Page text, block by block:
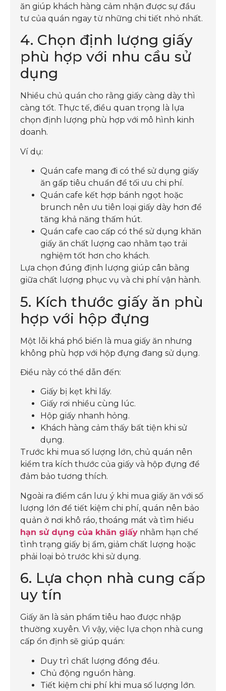
ăn giúp khách hàng cảm nhận được sự đầu
tư của quán ngay từ những chi tiết nhỏ nhất.
4. Chọn định lượng giấy
phù hợp với nhu cầu sử
dụng
Nhiều chủ quán cho rằng giấy càng dày thì
càng tốt. Thực tế, điều quan trọng là lựa
chọn định lượng phù hợp với mô hình kinh
doanh.
Ví dụ:
Quán cafe mang đi có thể sử dụng giấy
ăn gấp tiêu chuẩn để tối ưu chi phí.
Quán cafe kết hợp bánh ngọt hoặc
brunch nên ưu tiên loại giấy dày hơn để
tăng khả năng thấm hút.
Quán cafe cao cấp có thể sử dụng khăn
giấy ăn chất lượng cao nhằm tạo trải
nghiệm tốt hơn cho khách.
Lựa chọn đúng định lượng giúp cân bằng
giữa chất lượng phục vụ và chi phí vận hành.
5. Kích thước giấy ăn phù
hợp với hộp đựng
Một lỗi khá phổ biến là mua giấy ăn nhưng
không phù hợp với hộp đựng đang sử dụng.
Điều này có thể dẫn đến:
Giấy bị kẹt khi lấy.
Giấy rơi nhiều cùng lúc.
Hộp giấy nhanh hỏng.
Khách hàng cảm thấy bất tiện khi sử
dụng.
Trước khi mua số lượng lớn, chủ quán nên
kiểm tra kích thước của giấy và hộp đựng để
đảm bảo tương thích.
Ngoài ra điểm cần lưu ý khi mua giấy ăn với số
lượng lớn để tiết kiệm chi phí, quán nên bảo
quản ở nơi khô ráo, thoáng mát và tìm hiểu
hạn sử dụng của khăn giấy nhằm hạn chế
tình trạng giấy bị ẩm, giảm chất lượng hoặc
phải loại bỏ trước khi sử dụng.
6. Lựa chọn nhà cung cấp
uy tín
Giấy ăn là sản phẩm tiêu hao được nhập
thường xuyên. Vì vậy, việc lựa chọn nhà cung
cấp ổn định sẽ giúp quán:
Duy trì chất lượng đồng đều.
Chủ động nguồn hàng.
Tiết kiệm chi phí khi mua số lượng lớn.